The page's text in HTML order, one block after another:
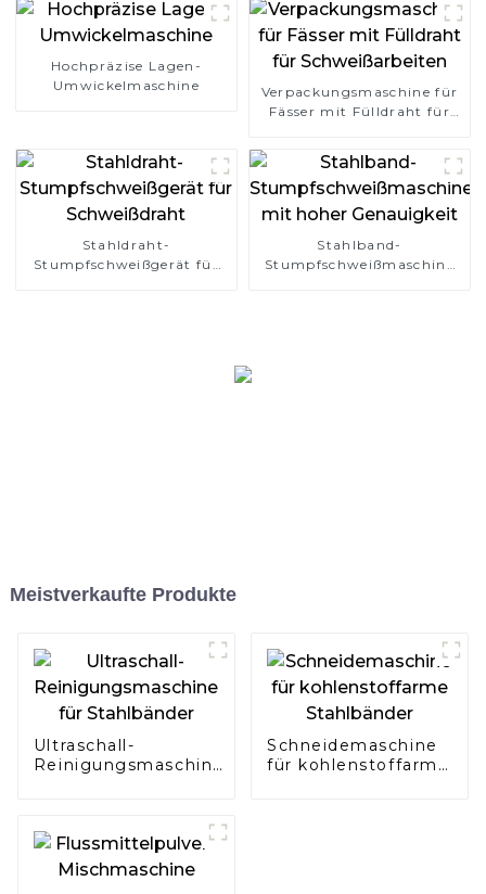
Hochpräzise Lagen-
Umwickelmaschine
Verpackungsmaschine für
Fässer mit Fülldraht für
Stahldraht-
Stumpfschweißgerät für
Stahlband-
Stumpfschweißmaschine
Meistverkaufte Produkte
Ultraschall-
Reinigungsmaschine
Schneidemaschine
für kohlenstoffarme